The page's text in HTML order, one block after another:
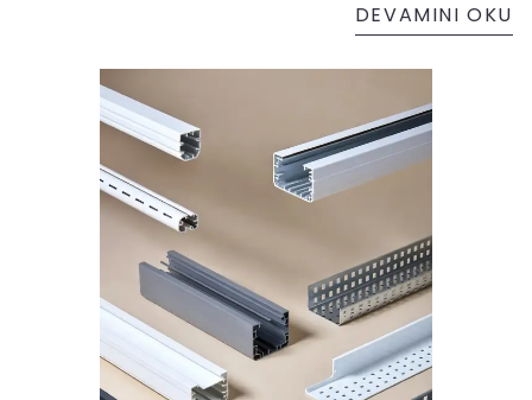
DEVAMINI OKU